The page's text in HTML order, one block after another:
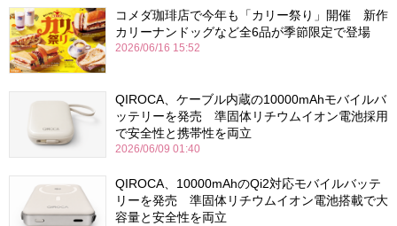
コメダ珈琲店で今年も「カリー祭り」開催 新作
カリーナンドッグなど全6品が季節限定で登場
2026/06/16 15:52
QIROCA、ケーブル内蔵の10000mAhモバイルバ
ッテリーを発売 準固体リチウムイオン電池採用
で安全性と携帯性を両立
2026/06/09 01:40
QIROCA、10000mAhのQi2対応モバイルバッテ
リーを発売 準固体リチウムイオン電池搭載で大
容量と安全性を両立